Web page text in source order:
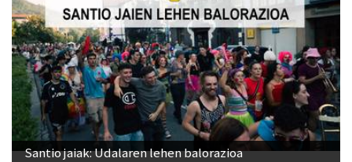
Santio jaiak: Udalaren lehen balorazioa